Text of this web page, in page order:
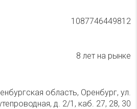
1087746449812
8 лет на рынке
область, Оренбург, ул.
д. 2/1, каб. 27, 28, 30